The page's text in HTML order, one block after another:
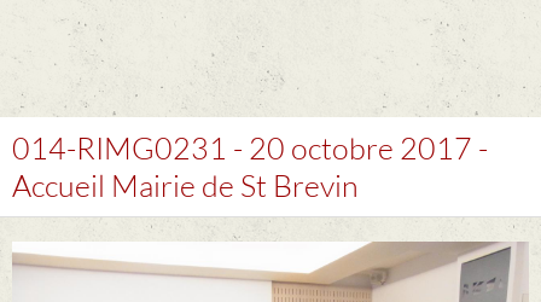
Figures Marquantes
014-RIMG0231 - 20 octobre 2017 -
Accueil Mairie de St Brevin